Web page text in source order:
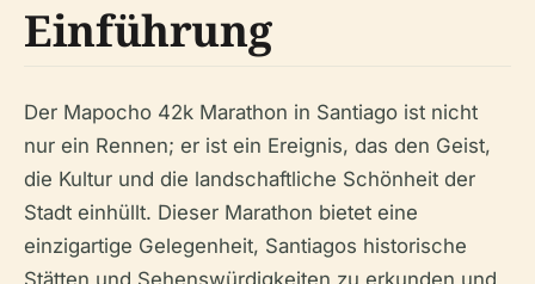
Einführung
Der Mapocho 42k Marathon in Santiago ist nicht
nur ein Rennen; er ist ein Ereignis, das den Geist,
die Kultur und die landschaftliche Schönheit der
Stadt einhüllt. Dieser Marathon bietet eine
einzigartige Gelegenheit, Santiagos historische
Stätten und Sehenswürdigkeiten zu erkunden und